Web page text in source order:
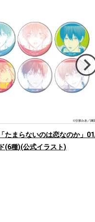
たまらないのは恋なのか」
(6種)(公式イラスト)